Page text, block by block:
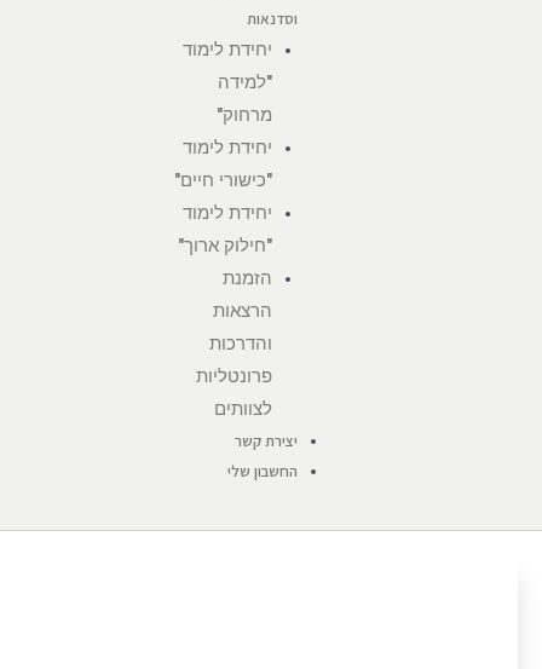
וסדנאות
יחידת לימוד
"למידה
מרחוק"
יחידת לימוד
"כישורי חיים"
יחידת לימוד
"חילוק ארוך"
הזמנת
הרצאות
והדרכות
פרונטליות
לצוותים
יצירת קשר
החשבון שלי